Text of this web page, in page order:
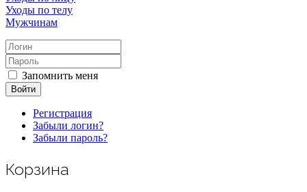
Уходы по телу
Мужчинам
Запомнить меня
Войти
Регистрация
Забыли логин?
Забыли пароль?
Корзина